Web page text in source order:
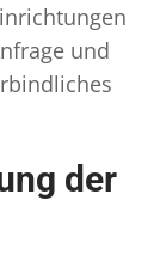
und
der